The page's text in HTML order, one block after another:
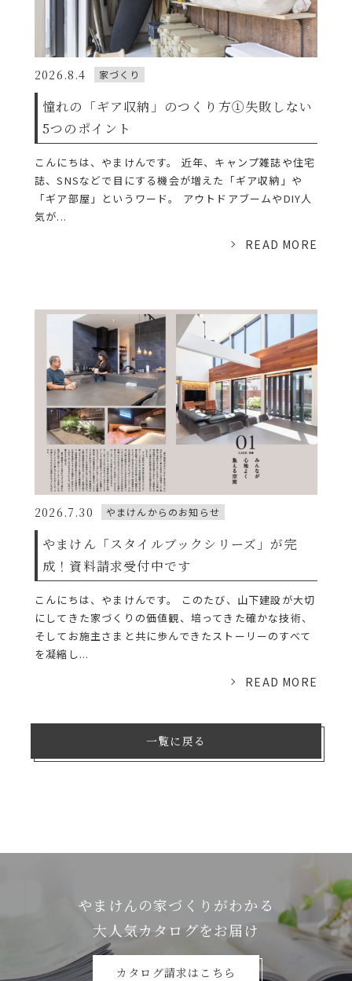
2026.8.4 家づくり
憧れの「ギア収納」のつくり方①失敗しない
5つのポイント
こんにちは、やまけんです。 近年、キャンプ雑誌や住宅
誌、SNSなどで目にする機会が増えた「ギア収納」や
「ギア部屋」というワード。 アウトドアブームやDIY人
気が...
READ MORE
2026.7.30 やまけんからのお知らせ
やまけん「スタイルブックシリーズ」が完
成！資料請求受付中です
こんにちは、やまけんです。 このたび、山下建設が大切
にしてきた家づくりの価値観、培ってきた確かな技術、
そしてお施主さまと共に歩んできたストーリーのすべて
を凝縮し...
READ MORE
一覧に戻る
やまけんの家づくりがわかる
⼤⼈気カタログをお届け
カタログ請求はこちら